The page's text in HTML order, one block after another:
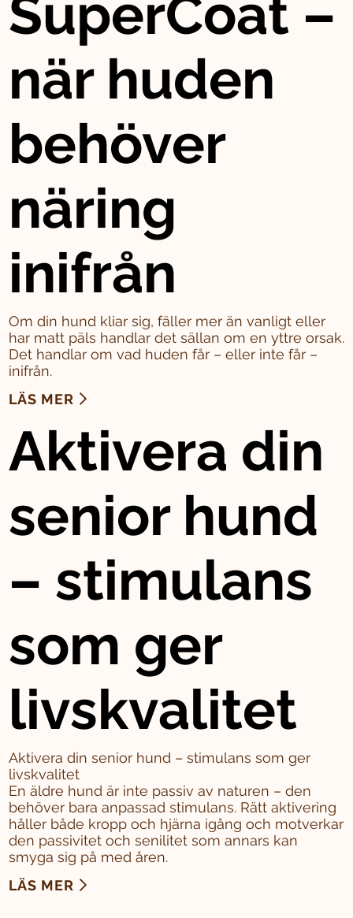
SuperCoat –
när huden
behöver
näring
inifrån
Om din hund kliar sig, fäller mer än vanligt eller
har matt päls handlar det sällan om en yttre orsak.
Det handlar om vad huden får – eller inte får –
inifrån.
LÄS MER
Aktivera din
senior hund
– stimulans
som ger
livskvalitet
Aktivera din senior hund – stimulans som ger
livskvalitet
En äldre hund är inte passiv av naturen – den
behöver bara anpassad stimulans. Rätt aktivering
håller både kropp och hjärna igång och motverkar
den passivitet och senilitet som annars kan
smyga sig på med åren.
LÄS MER